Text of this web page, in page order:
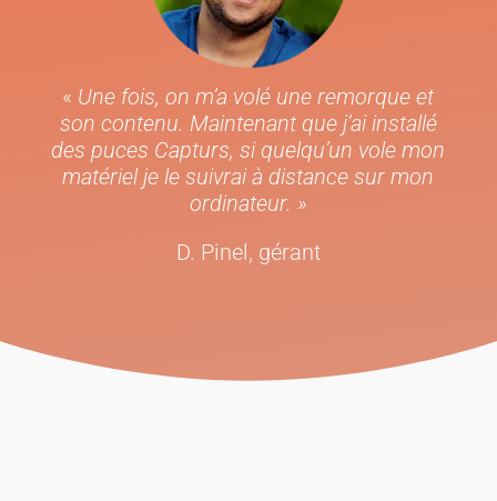
« Une fois, on m’a volé une remorque et
son contenu. Maintenant que j’ai installé
des puces Capturs, si quelqu’un vole mon
matériel je le suivrai à distance sur mon
ordinateur. »
D. Pinel, gérant